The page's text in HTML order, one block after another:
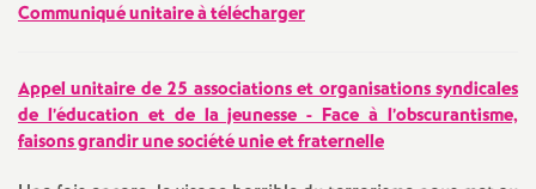
Communiqué unitaire à télécharger
Appel unitaire de 25 associations et organisations syndicales
de l’éducation et de la jeunesse - Face à l’obscurantisme,
faisons grandir une société unie et fraternelle